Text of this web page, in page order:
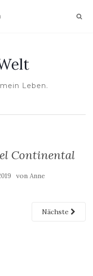
Leben.
Continental
von Anne
Nächste